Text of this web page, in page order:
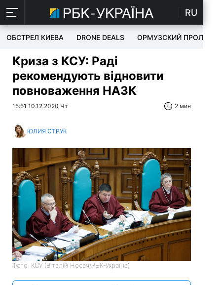
RU
ОБСТРЕЛ КИЕВА DRONE DEALS ОРМУЗСКИЙ ПРОЛИВ
Криза з КСУ: Раді
рекомендують відновити
повноваження НАЗК
15:51 10.12.2020 Чт 2 мин
ЮЛИЯ СТРУК
Фото: КСУ (Віталій Носач/РБК-Україна)